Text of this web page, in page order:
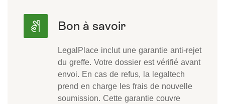
LegalPlace inclut une garantie anti-rejet
du greffe. Votre dossier est vérifié avant
envoi. En cas de refus, la legaltech
prend en charge les frais de nouvelle
soumission. Cette garantie couvre